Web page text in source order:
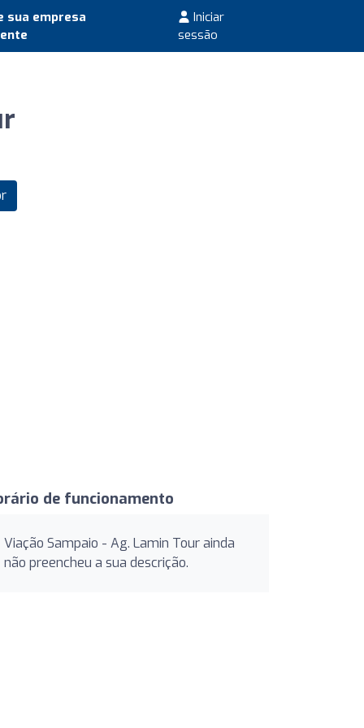
sua empresa
Iniciar
sessão
de funcionamento
Viação Sampaio - Ag. Lamin Tour ainda
não preencheu a sua descrição.